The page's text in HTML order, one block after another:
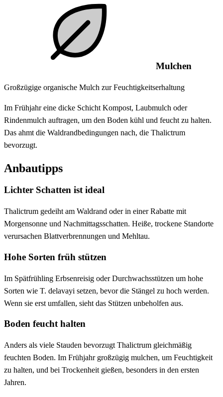
Mulchen
Großzügige organische Mulch zur Feuchtigkeitserhaltung
Im Frühjahr eine dicke Schicht Kompost, Laubmulch oder
Rindenmulch auftragen, um den Boden kühl und feucht zu halten.
Das ahmt die Waldrandbedingungen nach, die Thalictrum
bevorzugt.
Anbautipps
Lichter Schatten ist ideal
Thalictrum gedeiht am Waldrand oder in einer Rabatte mit
Morgensonne und Nachmittagsschatten. Heiße, trockene Standorte
verursachen Blattverbrennungen und Mehltau.
Hohe Sorten früh stützen
Im Spätfrühling Erbsenreisig oder Durchwachsstützen um hohe
Sorten wie T. delavayi setzen, bevor die Stängel zu hoch werden.
Wenn sie erst umfallen, sieht das Stützen unbeholfen aus.
Boden feucht halten
Anders als viele Stauden bevorzugt Thalictrum gleichmäßig
feuchten Boden. Im Frühjahr großzügig mulchen, um Feuchtigkeit
zu halten, und bei Trockenheit gießen, besonders in den ersten
Jahren.